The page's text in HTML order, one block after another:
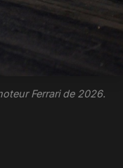
Ferrari de 2026.